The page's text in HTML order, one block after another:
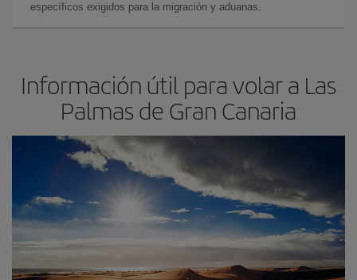
específicos exigidos para la migración y aduanas.
Información útil para volar a Las
Palmas de Gran Canaria